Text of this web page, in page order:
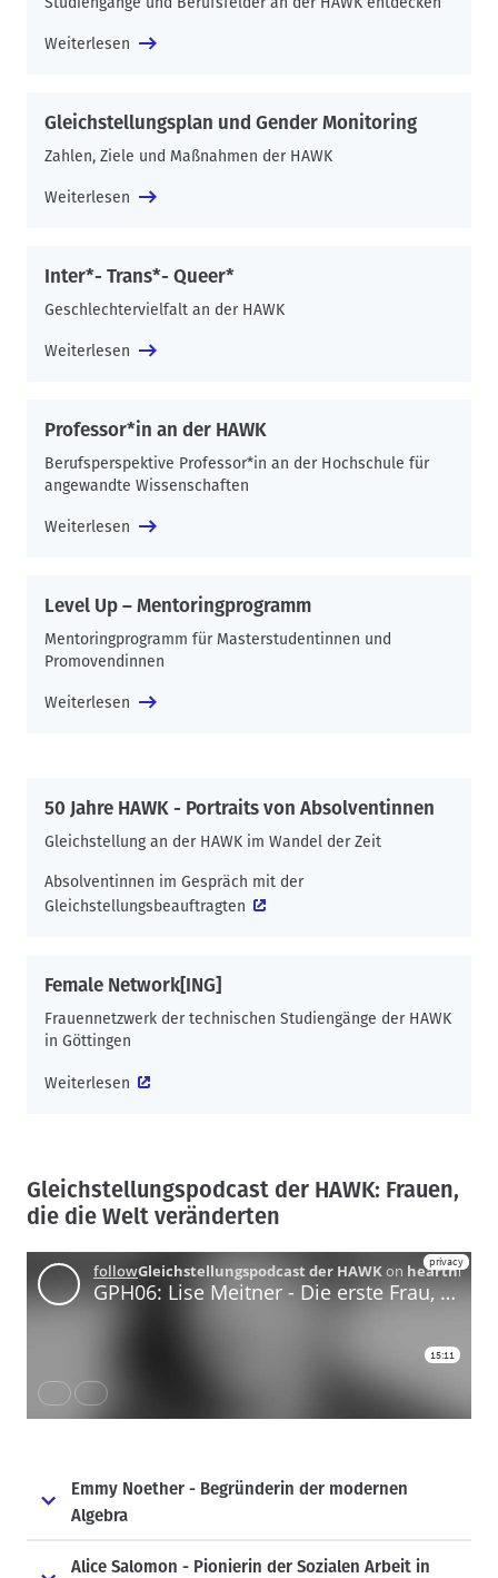
Weiterlesen
Gleichstellungsplan und Gender Monitoring
Zahlen, Ziele und Maßnahmen der HAWK
Weiterlesen
Inter*- Trans*- Queer*
Geschlechtervielfalt an der HAWK
Weiterlesen
Professor*in an der HAWK
Berufsperspektive Professor*in an der Hochschule für
angewandte Wissenschaften
Weiterlesen
Level Up – Mentoringprogramm
Mentoringprogramm für Masterstudentinnen und
Promovendinnen
Weiterlesen
50 Jahre HAWK - Portraits von Absolventinnen
Gleichstellung an der HAWK im Wandel der Zeit
Absolventinnen im Gespräch mit der
Gleichstellungsbeauftragten
Female Network[ING]
Frauennetzwerk der technischen Studiengänge der HAWK
in Göttingen
Weiterlesen
Gleichstellungspodcast der HAWK: Frauen,
die die Welt veränderten
Emmy Noether - Begründerin der modernen
Algebra
Alice Salomon - Pionierin der Sozialen Arbeit in